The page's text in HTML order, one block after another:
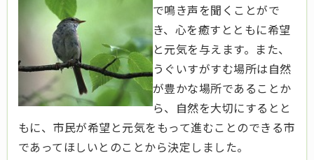
で鳴き声を聞くことがで
き、心を癒すとともに希望
と元気を与えます。また、
うぐいすがすむ場所は自然
が豊かな場所であることか
ら、自然を大切にするとと
もに、市民が希望と元気をもって進むことのできる市
であってほしいとのことから決定しました。